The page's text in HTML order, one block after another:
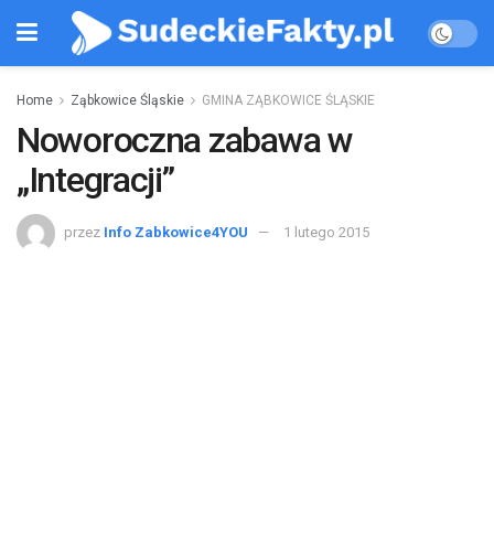
Home Ząbkowice Śląskie GMINA ZĄBKOWICE ŚLĄSKIE
Noworoczna zabawa w
„Integracji”
przez Info Zabkowice4YOU 1 lutego 2015